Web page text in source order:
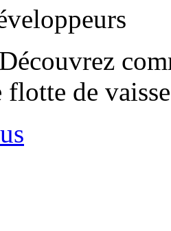
Découvrez
de